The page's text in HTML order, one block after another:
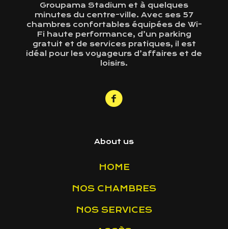
Groupama Stadium et à quelques
minutes du centre-ville. Avec ses 57
chambres confortables équipées de Wi-
Fi haute performance, d’un parking
gratuit et de services pratiques, il est
idéal pour les voyageurs d’affaires et de
loisirs.
About us
HOME
NOS CHAMBRES
NOS SERVICES